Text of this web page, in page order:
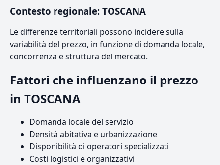
Contesto regionale: TOSCANA
Le differenze territoriali possono incidere sulla
variabilità del prezzo, in funzione di domanda locale,
concorrenza e struttura del mercato.
Fattori che influenzano il prezzo
in TOSCANA
Domanda locale del servizio
Densità abitativa e urbanizzazione
Disponibilità di operatori specializzati
Costi logistici e organizzativi